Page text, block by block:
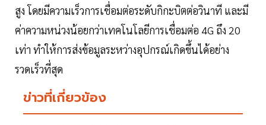
สูง โดยมีความเร็วการเชื่อมต่อระดับกิกะบิตต่อวินาที และมี
ค่าความหน่วงน้อยกว่าเทคโนโลยีการเชื่อมต่อ 4G ถึง 20
เท่า ทำให้การส่งข้อมูลระหว่างอุปกรณ์เกิดขึ้นได้อย่าง
รวดเร็วที่สุด
ข่าวที่เกี่ยวข้อง